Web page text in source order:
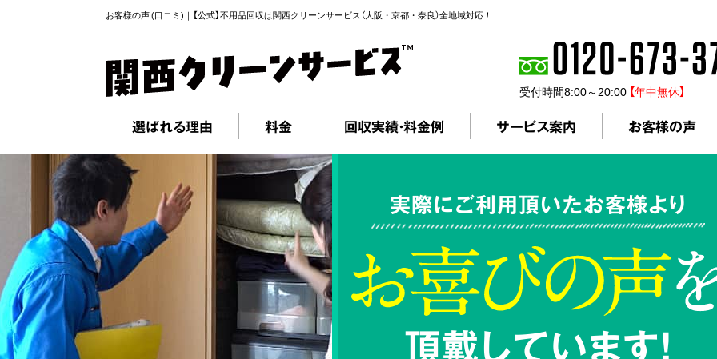
お客様の声 (口コミ)｜【公式】不用品回収は関西クリーンサービス（大阪・京都・奈良）全地域対応！
受付時間8:00～20:00 【年中無休】
選ばれる理由 料金 回収実績・料金例 サービス案内 お客様の声
実際にご利用頂いたお客様より
頂戴しています!